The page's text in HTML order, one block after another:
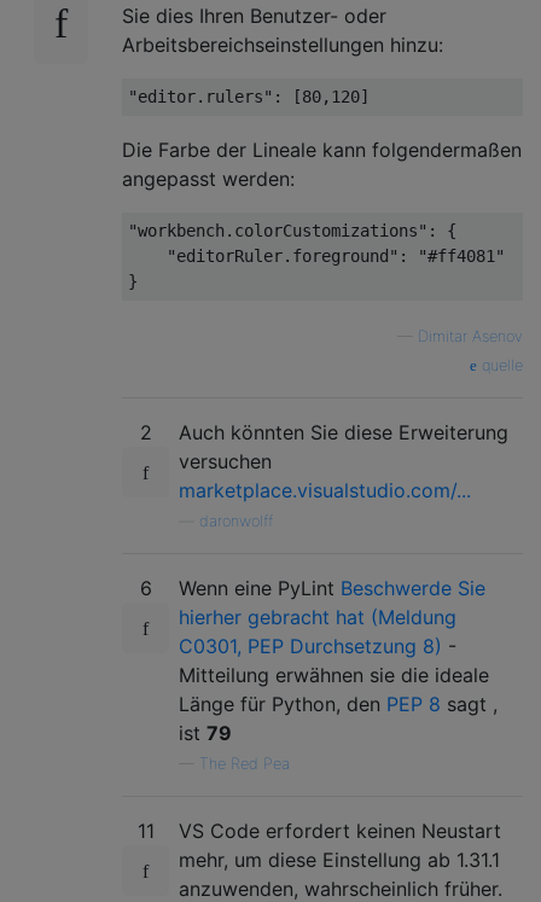
Sie dies Ihren Benutzer- oder
Arbeitsbereichseinstellungen hinzu:
"editor.rulers" : [80, 120]
Die Farbe der Lineale kann folgendermaßen
angepasst werden:
"workbench.colorCustomizations" :
{
"editorRuler.foreground" :
"#ff4081"
}
Dimitar Asenov
quelle
2
Auch könnten Sie diese Erweiterung
versuchen
marketplace.visualstudio.com/...
daronwolff
6 Wenn eine PyLint Beschwerde Sie
hierher gebracht hat (Meldung
C0301, PEP Durchsetzung 8) -
Mitteilung erwähnen sie die ideale
Länge für Python, den PEP 8 sagt ,
ist 79
The Red Pea
11
VS Code erfordert keinen Neustart
mehr, um diese Einstellung ab 1.31.1
anzuwenden, wahrscheinlich früher.